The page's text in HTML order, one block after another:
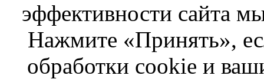
эффективности сайта
Нажмите «Принять»,
обработки cookie и